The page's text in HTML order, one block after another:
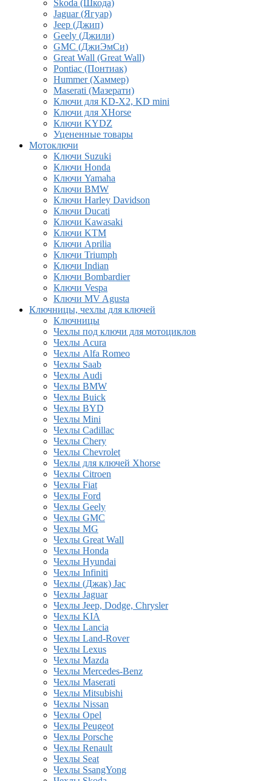
Skoda (Шкода)
Jaguar (Ягуар)
Jeep (Джип)
Geely (Джили)
GMC (ДжиЭмСи)
Great Wall (Great Wall)
Pontiac (Понтиак)
Hummer (Хаммер)
Maserati (Мазерати)
Ключи для KD-X2, KD mini
Ключи для XHorse
Ключи KYDZ
Уцененные товары
Мотоключи
Ключи Suzuki
Ключи Honda
Ключи Yamaha
Ключи BMW
Ключи Harley Davidson
Ключи Ducati
Ключи Kawasaki
Ключи KTM
Ключи Aprilia
Ключи Triumph
Ключи Indian
Ключи Bombardier
Ключи Vespa
Ключи MV Agusta
Ключницы, чехлы для ключей
Ключницы
Чехлы под ключи для мотоциклов
Чехлы Acura
Чехлы Alfa Romeo
Чехлы Saab
Чехлы Audi
Чехлы BMW
Чехлы Buick
Чехлы BYD
Чехлы Mini
Чехлы Cadillac
Чехлы Chery
Чехлы Chevrolet
Чехлы для ключей Xhorse
Чехлы Citroen
Чехлы Fiat
Чехлы Ford
Чехлы Geely
Чехлы GMC
Чехлы MG
Чехлы Great Wall
Чехлы Honda
Чехлы Hyundai
Чехлы Infiniti
Чехлы (Джак) Jac
Чехлы Jaguar
Чехлы Jeep, Dodge, Chrysler
Чехлы KIA
Чехлы Lancia
Чехлы Land-Rover
Чехлы Lexus
Чехлы Mazda
Чехлы Mercedes-Benz
Чехлы Maserati
Чехлы Mitsubishi
Чехлы Nissan
Чехлы Opel
Чехлы Peugeot
Чехлы Porsche
Чехлы Renault
Чехлы Seat
Чехлы SsangYong